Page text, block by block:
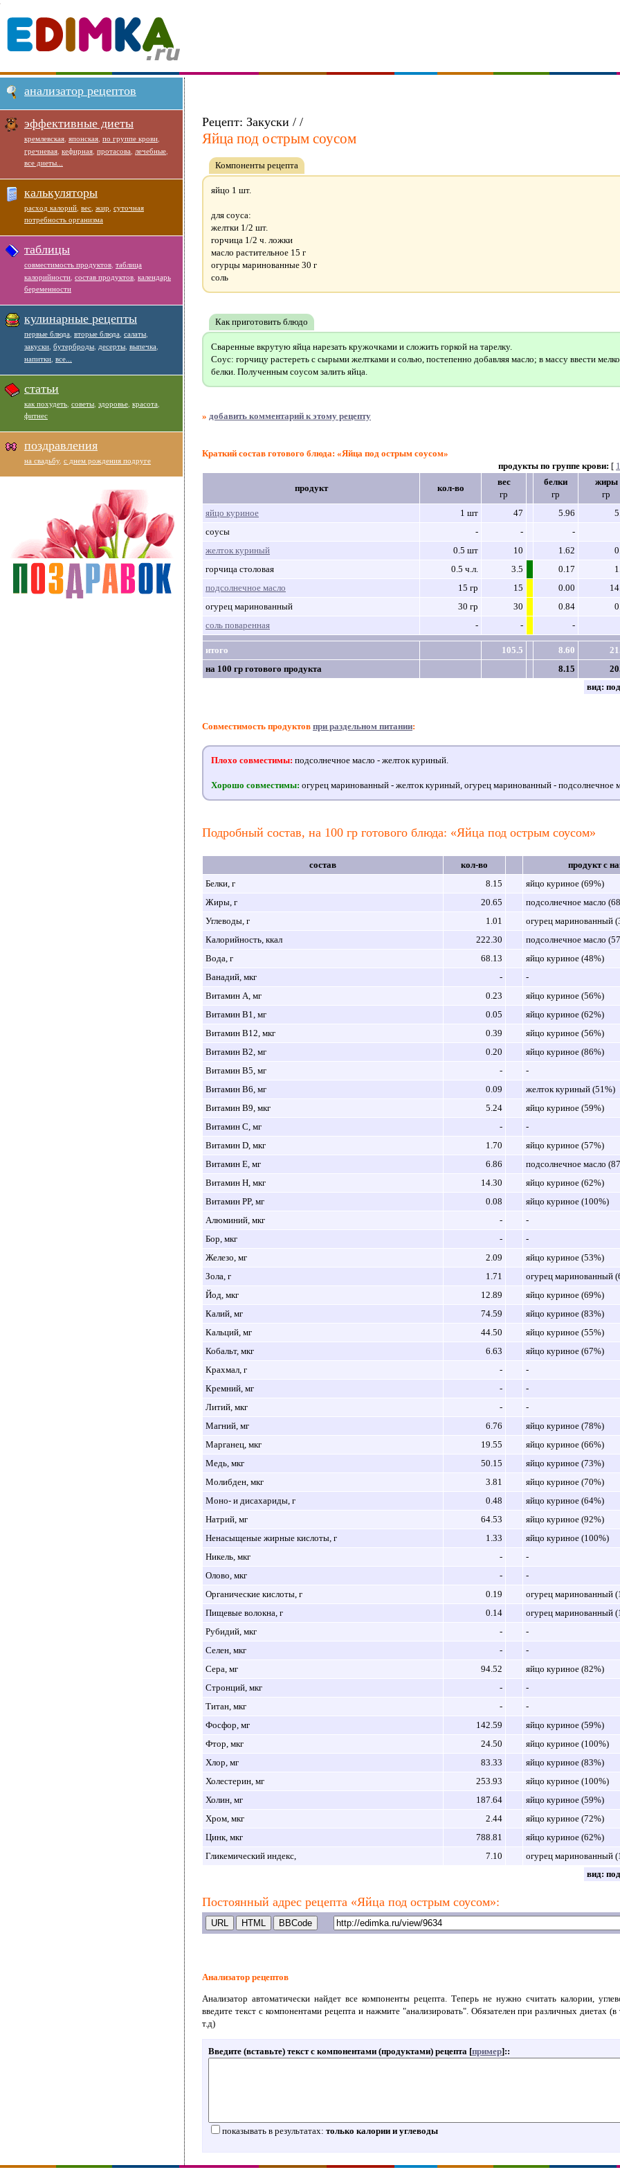
Рецепт: Закуски / /
Яйца под острым соусом
Компоненты рецепта
яйцо 1 шт.
для соуса:
желтки 1/2 шт.
горчица 1/2 ч. ложки
масло растительное 15 г
огурцы маринованные 30 г
соль
Как приготовить блюдо
Сваренные вкрутую яйца нарезать кружочками и сложить горкой на тарелку.
Соус: горчицу растереть с сырыми желтками и солью, постепенно добавляя масло; в массу ввести
белки. Полученным соусом залить яйца.
» добавить комментарий к этому рецепту
Краткий состав готового блюда: «Яйца под острым соусом»
продукты по группе крови: [ 1
продукт кол-во
вес
гр
белки
гр
жиры
гр
яйцо куриное
1 шт 47 5.96
соусы
- - -
желток куриный
0.5 шт 10 1.62
горчица столовая
0.5 ч.л. 3.5 0.17
подсолнечное масло
15 гр 15 0.00
огурец маринованный
30 гр 30 0.84
соль поваренная
- - -
итого 105.5 8.60
на 100 гр готового продукта
8.15
вид:
Совместимость продуктов при раздельном питании:
Плохо совместимы: подсолнечное масло - желток куриный.
Хорошо совместимы: огурец маринованный - желток куриный, огурец маринованный - подсолнечное
Подробный состав, на 100 гр готового блюда: «Яйца под острым соусом»
состав кол-во
продукт с
Белки, г
8.15
яйцо куриное (69%)
Жиры, г
20.65
подсолнечное масло
Углеводы, г
1.01
огурец маринованный
Калорийность, ккал
222.30
подсолнечное масло
Вода, г
68.13
яйцо куриное (48%)
Ванадий, мкг
-
-
Витамин A, мг
0.23
яйцо куриное (56%)
Витамин B1, мг
0.05
яйцо куриное (62%)
Витамин B12, мкг
0.39
яйцо куриное (56%)
Витамин B2, мг
0.20
яйцо куриное (86%)
Витамин B5, мг
-
-
Витамин B6, мг
0.09
желток куриный (51%)
Витамин B9, мкг
5.24
яйцо куриное (59%)
Витамин C, мг
-
-
Витамин D, мкг
1.70
яйцо куриное (57%)
Витамин E, мг
6.86
подсолнечное масло
Витамин H, мкг
14.30
яйцо куриное (62%)
Витамин PP, мг
0.08
яйцо куриное (100%)
Алюминий, мкг
-
-
Бор, мкг
-
-
Железо, мг
2.09
яйцо куриное (53%)
Зола, г
1.71
огурец маринованный
Йод, мкг
12.89
яйцо куриное (69%)
Калий, мг
74.59
яйцо куриное (83%)
Кальций, мг
44.50
яйцо куриное (55%)
Кобальт, мкг
6.63
яйцо куриное (67%)
Крахмал, г
-
-
Кремний, мг
-
-
Литий, мкг
-
-
Магний, мг
6.76
яйцо куриное (78%)
Марганец, мкг
19.55
яйцо куриное (66%)
Медь, мкг
50.15
яйцо куриное (73%)
Молибден, мкг
3.81
яйцо куриное (70%)
Моно- и дисахариды, г
0.48
яйцо куриное (64%)
Натрий, мг
64.53
яйцо куриное (92%)
Ненасыщеные жирные кислоты, г
1.33
яйцо куриное (100%)
Никель, мкг
-
-
Олово, мкг
-
-
Органические кислоты, г
0.19
огурец маринованный
Пищевые волокна, г
0.14
огурец маринованный
Рубидий, мкг
-
-
Селен, мкг
-
-
Сера, мг
94.52
яйцо куриное (82%)
Стронций, мкг
-
-
Титан, мкг
-
-
Фосфор, мг
142.59
яйцо куриное (59%)
Фтор, мкг
24.50
яйцо куриное (100%)
Хлор, мг
83.33
яйцо куриное (83%)
Холестерин, мг
253.93
яйцо куриное (100%)
Холин, мг
187.64
яйцо куриное (59%)
Хром, мкг
2.44
яйцо куриное (72%)
Цинк, мкг
788.81
яйцо куриное (62%)
Гликемический индекс,
7.10
огурец маринованный
вид:
Постоянный адрес рецепта «Яйца под острым соусом»:
Анализатор рецептов
Анализатор автоматически найдет все компоненты рецепта. Теперь не нужно считать калории,
введите текст с компонентами рецепта и нажмите "анализировать". Обязателен при различных диетах (в
т.д)
Введите (вставьте) текст с компонентами (продуктами) рецепта [пример]::
показывать в результатах: только калории и углеводы
анализатор рецептов
эффективные диеты
кремлевская японская по группе крови
гречневая кефирная протасова лечебные
все диеты...
калькуляторы
расход калорий вес жир суточная
потребность организма
таблицы
совместимость продуктов таблица
калорийности состав продуктов календарь
беременности
кулинарные рецепты
первые блюда вторые блюда салаты
закуски бутерброды десерты выпечка
напитки все...
статьи
как похудеть советы здоровье красота
фитнес
поздравления
на свадьбу, с днем рождения подруге